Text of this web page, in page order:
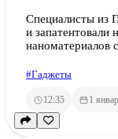
Специалисты из
и запатентовали
наноматериалов
#Гаджеты
12:35 1